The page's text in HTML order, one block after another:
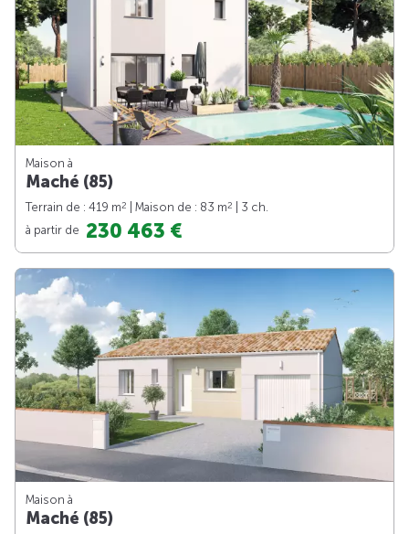
Maison à
Maché (85)
Terrain de : 419 m2 | Maison de : 83 m2
| 3 ch.
à partir de 230 463 €
Maison à
Maché (85)